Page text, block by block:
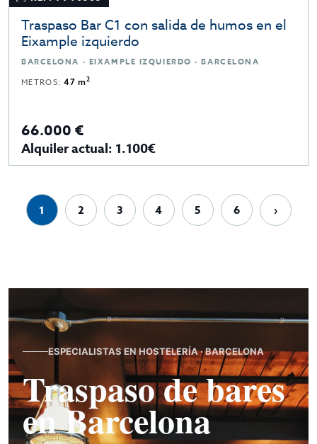
Traspaso Bar C1 con salida de humos en el
Eixample izquierdo
BARCELONA · EIXAMPLE IZQUIERDO · BARCELONA
METROS:47 m2
66.000 €
Alquiler actual: 1.100€
1 2 3 4 5 6 ›
ESPECIALISTAS EN HOSTELERÍA · BARCELONA
Traspaso de bares
en Barcelona